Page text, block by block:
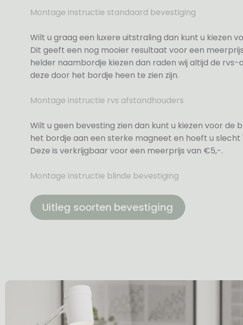
Montage instructie standaard bevestiging
Wilt u graag een luxere uitstraling dan kunt u kiezen
Dit geeft een nog mooier resultaat voor een
helder naambordje kiezen dan raden wij altijd de
deze door het bordje heen te zien zijn.
Montage instructie rvs afstandhouders
Wilt u geen bevesting zien dan kunt u kiezen voor de
het bordje aan een sterke magneet en hoeft u slecht
Deze is verkrijgbaar voor een meerprijs van €5,-.
Montage instructie blinde bevestiging
Uitleg soorten bevestiging